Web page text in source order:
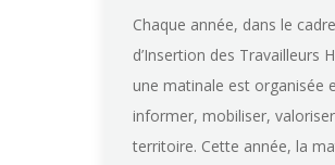
Chaque année, dans le
d’Insertion des Travailleurs
une matinale est organisée
informer, mobiliser, valoriser
territoire. Cette année, la